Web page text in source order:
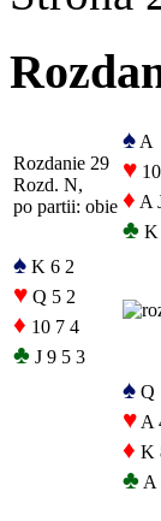
Rozdanie 29
Rozd. N,
po partii: obie
♠ A
♥
♦ A
♣ K
♠ K 6 2
♥ Q 5 2
♦ 10 7 4
♣ J 9 5 3
♠ Q
♥ A
♦ K
♣ A